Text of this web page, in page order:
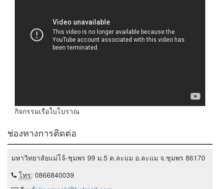
กิจกรรมเรือใบโบราณ
ช่องทางการติดต่อ
มหาวิทยาลัยแม่โจ้-ชุมพร 99 ม.5 ต.ละแม อ.ละแม จ.ชุมพร 86170
โทร: 0866840039